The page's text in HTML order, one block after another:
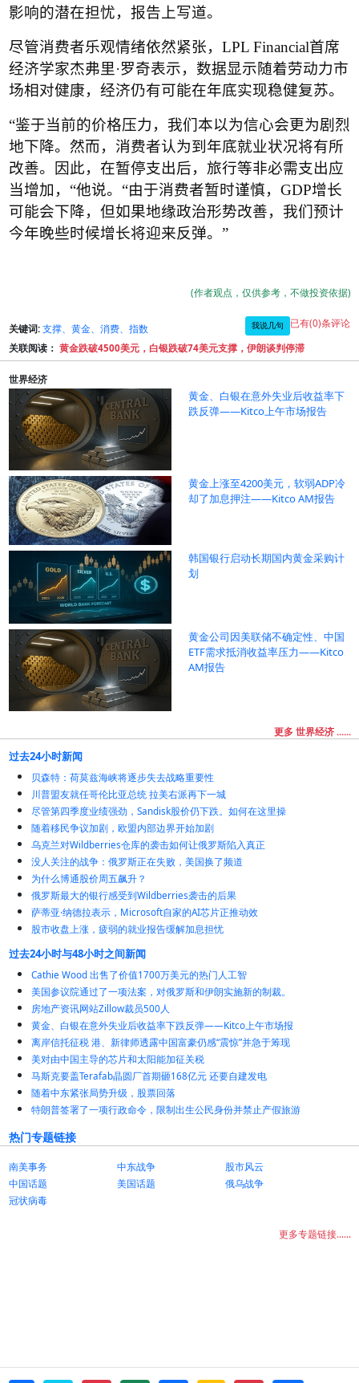
影响的潜在担忧，报告上写道。
尽管消费者乐观情绪依然紧张， LPL Financial首席
经济学家杰弗里·罗奇表示，数据显示随着劳动力市
场相对健康，经济仍有可能在年底实现稳健复苏。
“鉴于当前的价格压力，我们本以为信心会更为剧烈
地下降。然而，消费者认为到年底就业状况将有所
改善。因此，在暂停支出后，旅行等非必需支出应
当增加， “他说。 “由于消费者暂时谨慎， GDP增长
可能会下降，但如果地缘政治形势改善，我们预计
今年晚些时候增长将迎来反弹。 ”
(作者观点，仅供参考，不做投资依据)
关键词: 支撑、黄金、消费、指数 我说几句 已有(0)条评论
关联阅读： 黄金跌破4500美元，白银跌破74美元支撑，伊朗谈判停滞
世界经济
黄金、白银在意外失业后收益率下
跌反弹——Kitco上午市场报告
黄金上涨至4200美元，软弱ADP冷
却了加息押注——Kitco AM报告
韩国银行启动长期国内黄金采购计
划
黄金公司因美联储不确定性、中国
ETF需求抵消收益率压力——Kitco
AM报告
更多 世界经济 ......
过去24小时新闻
贝森特：荷莫兹海峡将逐步失去战略重要性
川普盟友就任哥伦比亚总统 拉美右派再下一城
尽管第四季度业绩强劲，Sandisk股价仍下跌。如何在这里操
随着移民争议加剧，欧盟内部边界开始加剧
乌克兰对Wildberries仓库的袭击如何让俄罗斯陷入真正
没人关注的战争：俄罗斯正在失败，美国换了频道
为什么博通股价周五飙升？
俄罗斯最大的银行感受到Wildberries袭击的后果
萨蒂亚·纳德拉表示，Microsoft自家的AI芯片正推动效
股市收盘上涨，疲弱的就业报告缓解加息担忧
过去24小时与48小时之间新闻
Cathie Wood 出售了价值1700万美元的热门人工智
美国参议院通过了一项法案，对俄罗斯和伊朗实施新的制裁。
房地产资讯网站Zillow裁员500人
黄金、白银在意外失业后收益率下跌反弹——Kitco上午市场报
离岸信托征税 港、新律师透露中国富豪仍感“震惊”并急于筹现
美对由中国主导的芯片和太阳能加征关税
马斯克要盖Terafab晶圆厂首期砸168亿元 还要自建发电
随着中东紧张局势升级，股票回落
特朗普签署了一项行政命令，限制出生公民身份并禁止产假旅游
热门专题链接
南美事务 中东战争
股市风云
中国话题
美国话题
俄乌战争
冠状病毒
更多专题链接......